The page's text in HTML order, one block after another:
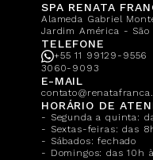
SPA RENATA
Alameda Gabriel
Jardim América -
TELEFONE
+55 11 99129-9556
3060-9093
E-MAIL
HORÁRIO DE
- Segunda a quinta:
- Sextas-feiras: das
- Sábados: fechado
- Domingos: das 10h